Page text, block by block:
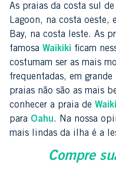
As praias da costa sul de
Lagoon, na costa oeste,
Bay, na costa leste. As
famosa Waikiki ficam
costumam ser as mais
frequentadas, em
praias não são as mais
conhecer a praia de
para Oahu. Na nossa
mais lindas da ilha é a
Compre